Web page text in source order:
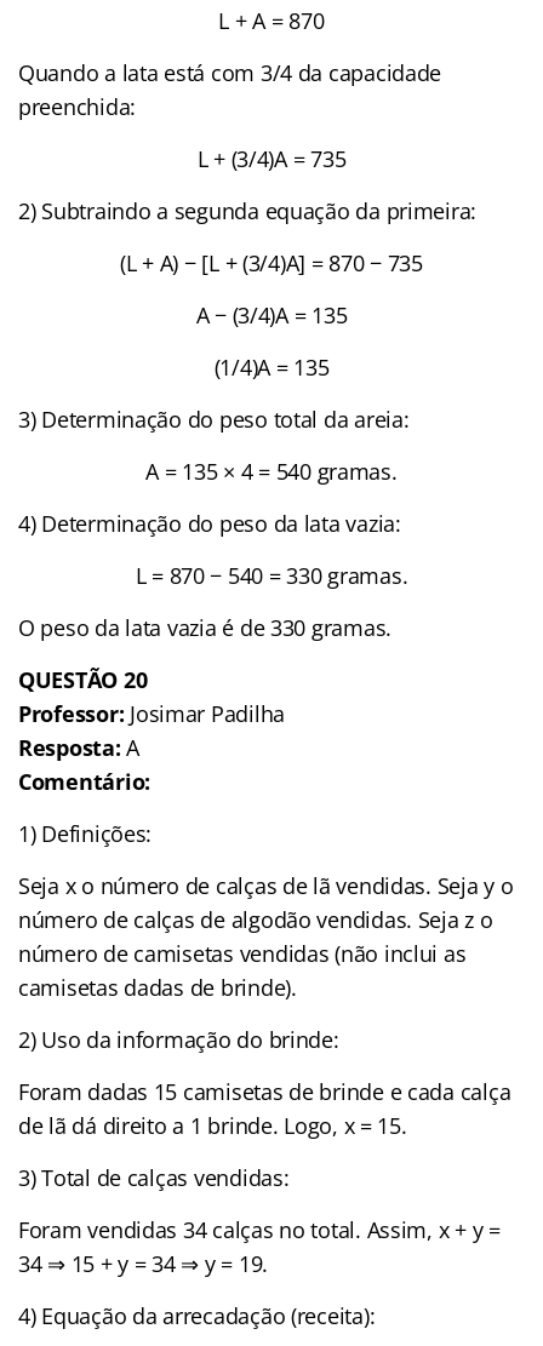
L + A = 870
Quando a lata está com 3/4 da capacidade
preenchida:
L + (3/4)A = 735
2) Subtraindo a segunda equação da primeira:
(L + A) − [L + (3/4)A] = 870 − 735
A − (3/4)A = 135
(1/4)A = 135
3) Determinação do peso total da areia:
A = 135 × 4 = 540 gramas.
4) Determinação do peso da lata vazia:
L = 870 − 540 = 330 gramas.
O peso da lata vazia é de 330 gramas.
QUESTÃO 20
Professor: Josimar Padilha
Resposta: A
Comentário:
1) Definições:
Seja x o número de calças de lã vendidas. Seja y o
número de calças de algodão vendidas. Seja z o
número de camisetas vendidas (não inclui as
camisetas dadas de brinde).
2) Uso da informação do brinde:
Foram dadas 15 camisetas de brinde e cada calça
de lã dá direito a 1 brinde. Logo, x = 15.
3) Total de calças vendidas:
Foram vendidas 34 calças no total. Assim, x + y =
34 ⇒ 15 + y = 34 ⇒ y = 19.
4) Equação da arrecadação (receita):